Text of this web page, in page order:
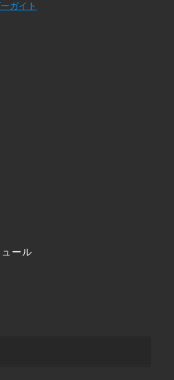
ガイト
ール